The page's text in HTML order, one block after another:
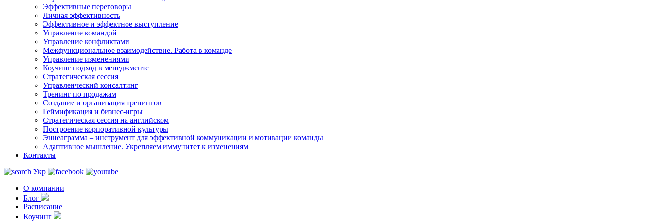
Эффективные переговоры
Личная эффективность
Эффективное и эффектное выступление
Управление командой
Управление конфликтами
Межфункциональ­ное взаимодействие. Работа в команде
Управление изменениями
Коучинг подход в менеджменте
Стратегическая сессия
Управленческий консалтинг
Тренинг по продажам
Создание и организация тренингов
Геймификация и бизнес-игры
Стратегическая сессия на английском
Построение корпоративной культуры
Эннеаграмма – инструмент для эффективной коммуникации и мотивации команды
Адаптивное мышление. Укрепляем иммунитет к изменениям
Контакты
Укр
О компании
Блог
Расписание
Коучинг